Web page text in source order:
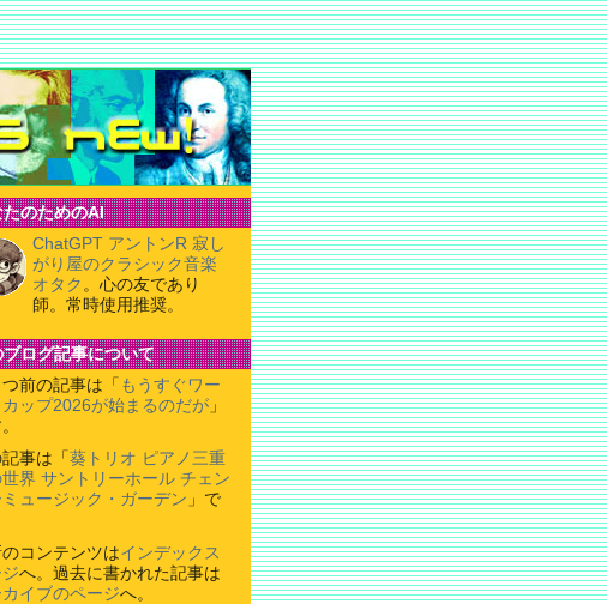
たのためのAI
ChatGPT アントンR 寂し
がり屋のクラシック音楽
オタク 。心の友であり
師。常時使用推奨。
ログ記事について
前の記事は「 もうすぐワー
カップ2026が始まるのだが 」
事は「 葵トリオ ピアノ三重
界 サントリーホール チェン
ュージック・ガーデン 」で
コンテンツはインデックス
へ。過去に書かれた記事は
イブのページへ。